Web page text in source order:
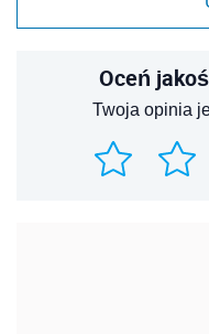
Oceń
Twoja opinia